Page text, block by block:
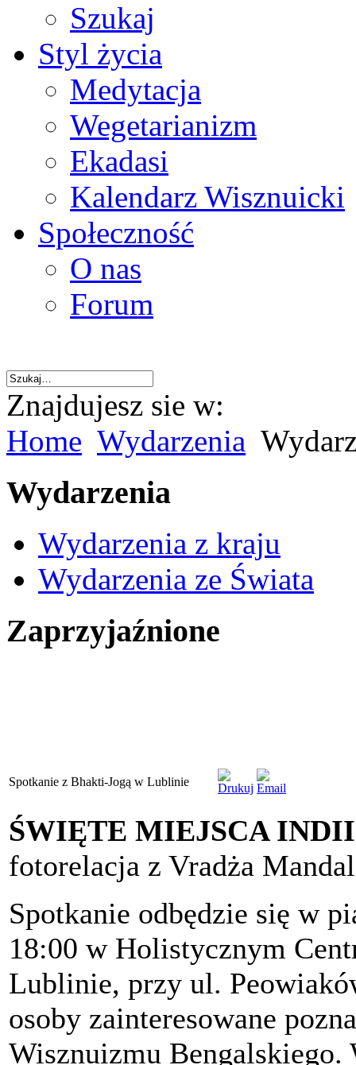
Szukaj
Styl życia
Medytacja
Wegetarianizm
Ekadasi
Kalendarz Wisznuicki
Społeczność
O nas
Forum
Znajdujesz sie w:
Home Wydarzenia
Wydarzenia
Wydarzenia z kraju
Wydarzenia ze Świata
Zaprzyjaźnione
Spotkanie z Bhakti-Jogą w Lublinie
ŚWIĘTE MIEJSCA INDII
fotorelacja z Vradża
Spotkanie odbędzie się w
18:00 w Holistycznym
Lublinie, przy ul.
osoby zainteresowane
Wisznuizmu